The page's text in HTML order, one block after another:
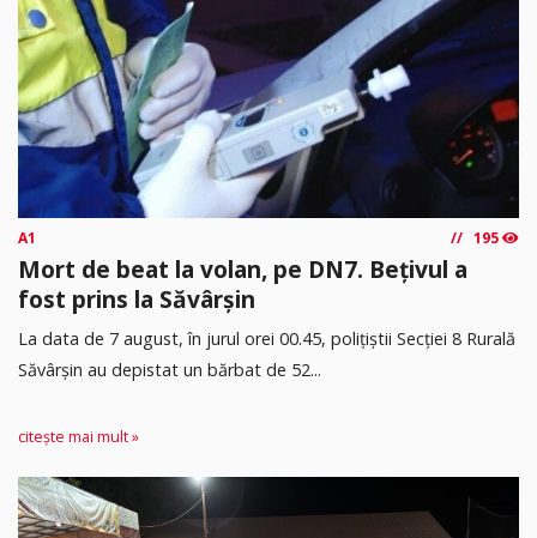
A1 195
Mort de beat la volan, pe DN7. Bețivul a
fost prins la Săvârșin
​La data de 7 august, în jurul orei 00.45, polițiștii Secției 8 Rurală
Săvârșin au depistat un bărbat de 52...
citește mai mult »